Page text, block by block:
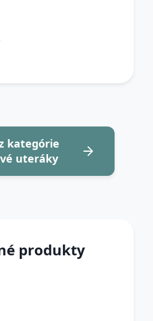
kategórie
uteráky
produkty